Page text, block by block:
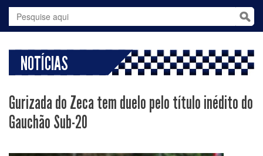
NOTÍCIAS
Gurizada do Zeca tem duelo pelo título inédito do
Gauchão Sub-20